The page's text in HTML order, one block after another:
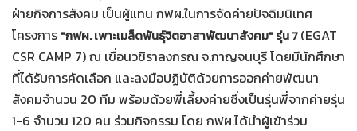
ฝ่ายกิจการสังคม เป็นผู้แทน กฟผ.ในการจัดค่ายปัจฉิมนิเทศ
โครงการ "กฟผ. เพาะเมล็ดพันธุ์จิตอาสาพัฒนาสังคม" รุ่น 7(EGAT
CSR CAMP 7) ณ เขื่อนวชิราลงกรณ จ.กาญจนบุรี โดยมีนักศึกษา
ที่ได้รับการคัดเลือก และลงมือปฏิบัติด้วยการออกค่ายพัฒนา
สังคมจำนวน 20 ทีม พร้อมด้วยพี่เลี้ยงค่ายซึ่งเป็นรุ่นพี่จากค่ายรุ่น
1-6 จำนวน 120 คน ร่วมกิจกรรม โดย กฟผ.ได้นำผู้เข้าร่วม